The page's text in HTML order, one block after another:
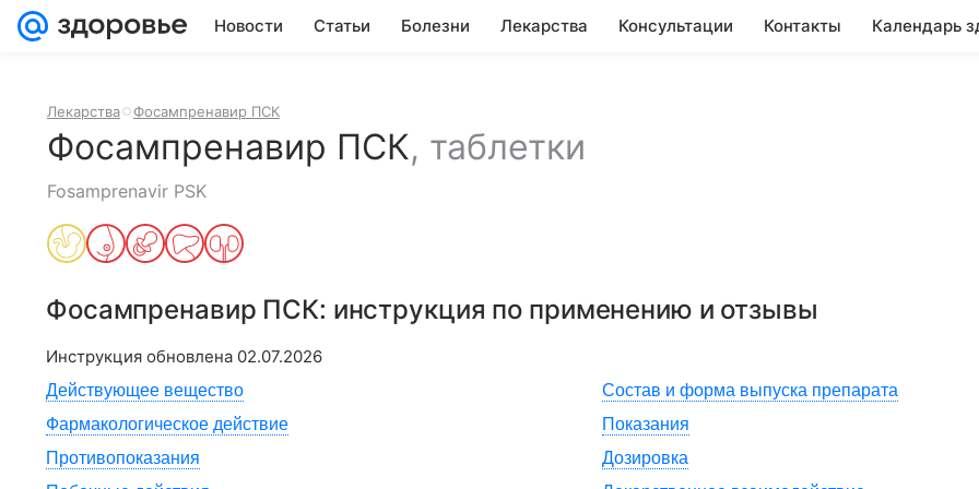
Новости Статьи Болезни Лекарства Консультации Контакты Календарь
Лекарства Фосампренавир ПСК
Фосампренавир ПСК, таблетки
Fosamprenavir PSK
Фосампренавир ПСК: инструкция по применению и отзывы
Инструкция обновлена 02.07.2026
Действующее вещество
Состав и форма выпуска препарата
Фармакологическое действие
Показания
Противопоказания
Дозировка